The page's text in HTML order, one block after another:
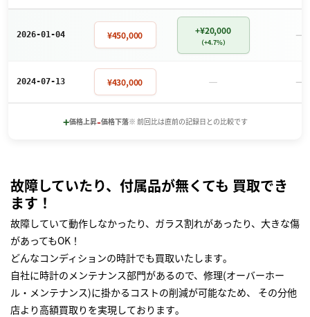
2026-01-04 ¥450,000 +¥20,000
（+4.7%） －
2024-07-13 ¥430,000 － －
+価格上昇-価格下落※ 前回比は直前の記録日との比較です
故障していたり、付属品が無くても 買取でき
ます！
故障していて動作しなかったり、ガラス割れがあったり、大きな傷
があってもOK！
どんなコンディションの時計でも買取いたします｡
自社に時計のメンテナンス部門があるので、修理(オーバーホー
ル・メンテナンス)に掛かるコストの削減が可能なため、 その分他
店より高額買取りを実現しております｡